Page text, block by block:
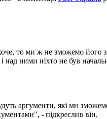
то ми ж не зможемо його
ними ніхто не був
аргументи, які ми
- підкреслив він.